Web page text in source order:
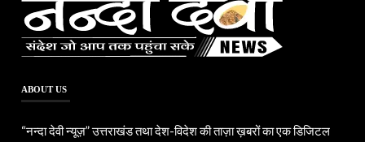
ABOUT US
“नन्दा देवी न्यूज़” उत्तराखंड तथा देश-विदेश की ताज़ा ख़बरों का एक डिजिटल